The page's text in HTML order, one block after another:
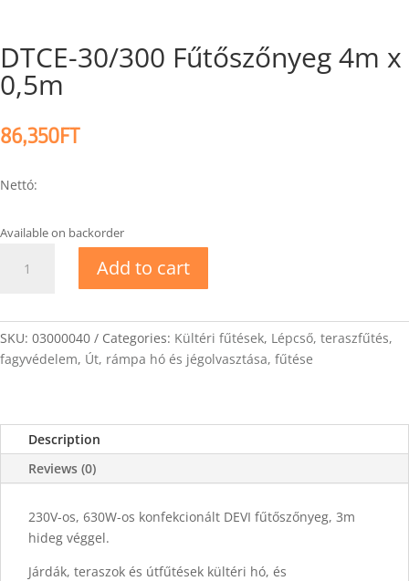
DTCE-30/300 Fűtőszőnyeg 4m x
0,5m
86,350FT
Nettó:
Available on backorder
30/300
x
0,5m
Add to cart
SKU: 03000040 Categories: Kültéri fűtések, Lépcső, teraszfűtés,
fagyvédelem, Út, rámpa hó és jégolvasztása, fűtése
Description
Reviews (0)
230V-os, 630W-os konfekcionált DEVI fűtőszőnyeg, 3m
hideg véggel.
Járdák, teraszok és útfűtések kültéri hó, és